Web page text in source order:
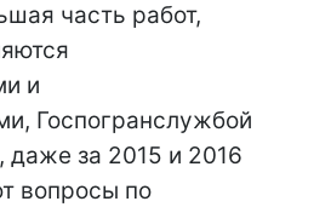
часть работ,
и
Госпогранслужбой
даже за 2015 и 2016
вопросы по